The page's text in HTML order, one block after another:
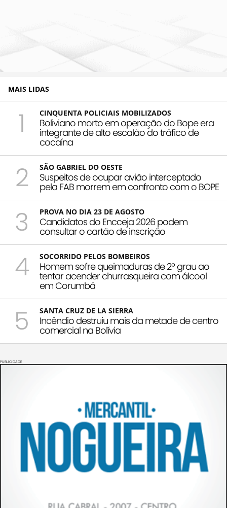
MAIS LIDAS
1 CINQUENTA POLICIAIS MOBILIZADOS
Boliviano morto em operação do Bope era
integrante de alto escalão do tráfico de
cocaína
2 SÃO GABRIEL DO OESTE
Suspeitos de ocupar avião interceptado
pela FAB morrem em confronto com o BOPE
3 PROVA NO DIA 23 DE AGOSTO
Candidatos do Encceja 2026 podem
consultar o cartão de inscrição
4 SOCORRIDO PELOS BOMBEIROS
Homem sofre queimaduras de 2º grau ao
tentar acender churrasqueira com álcool
em Corumbá
5 SANTA CRUZ DE LA SIERRA
Incêndio destruiu mais da metade de centro
comercial na Bolívia
PUBLICIDADE